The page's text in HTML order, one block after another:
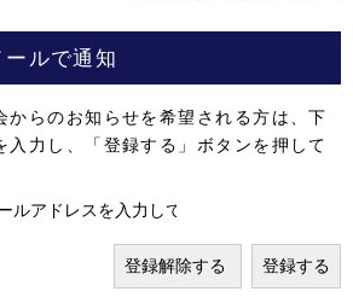
ルで通知
からのお知らせを希望される方は、下
入力し、「登録する」ボタンを押して